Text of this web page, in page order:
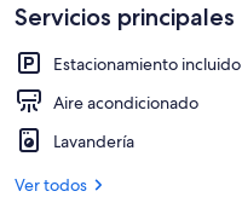
Servicios principales
Estacionamiento incluido
Aire acondicionado
Lavandería
Ver todos